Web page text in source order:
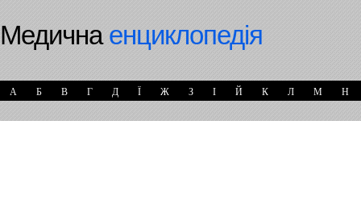
Медичнаенциклопедія
А Б В Г Д Ї Ж З І Й К Л М Н